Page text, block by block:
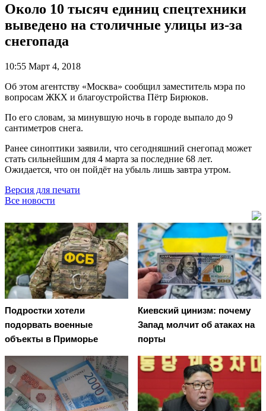
Около 10 тысяч единиц спецтехники
выведено на столичные улицы из-за
снегопада
10:55 Март 4, 2018
Об этом агентству «Москва» сообщил заместитель мэра по
вопросам ЖКХ и благоустройства Пётр Бирюков.
По его словам, за минувшую ночь в городе выпало до 9
сантиметров снега.
Ранее синоптики заявили, что сегодняшний снегопад может
стать сильнейшим для 4 марта за последние 68 лет.
Ожидается, что он пойдёт на убыль лишь завтра утром.
Версия для печати
Все новости
Подростки хотели
подорвать военные
объекты в Приморье
Киевский цинизм: почему
Запад молчит об атаках на
порты